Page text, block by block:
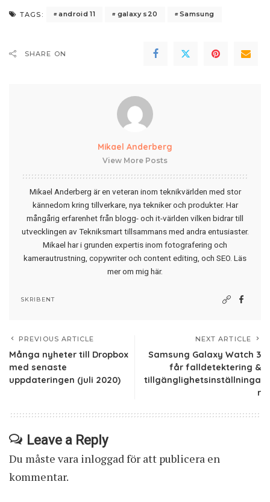
TAGS: android 11 galaxy s20 Samsung
SHARE ON
Mikael Anderberg
View More Posts
Mikael Anderberg är en veteran inom teknikvärlden med stor
kännedom kring tillverkare, nya tekniker och produkter. Har
mångårig erfarenhet från blogg- och it-världen vilken bidrar till
utvecklingen av Tekniksmart tillsammans med andra entusiaster.
Mikael har i grunden expertis inom fotografering och
kamerautrustning, copywriter och content editing, och SEO. Läs
mer om mig här.
SKRIBENT
PREVIOUS ARTICLE
Många nyheter till Dropbox
med senaste
uppdateringen (juli 2020)
NEXT ARTICLE
Samsung Galaxy Watch 3
får falldetektering &
tillgänglighetsinställninga
r
Leave a Reply
Du måste vara inloggadför att publicera en
kommentar.